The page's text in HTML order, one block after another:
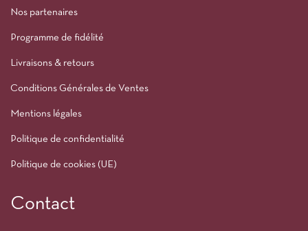
Nos partenaires
Programme de fidélité
Livraisons & retours
Conditions Générales de Ventes
Mentions légales
Politique de confidentialité
Politique de cookies (UE)
Contact